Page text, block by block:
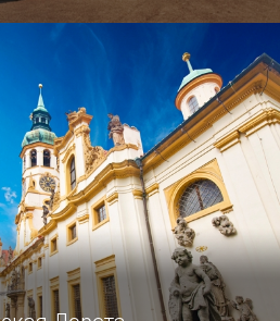
по самому прекрасному парку
Летенским садам, нельзя
павильон,
слева